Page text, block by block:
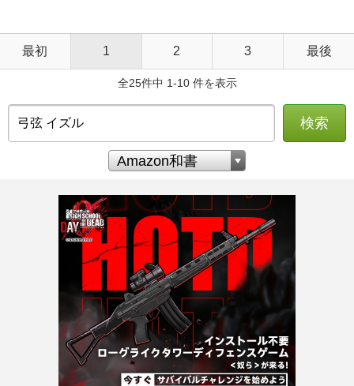
最初 1 2 3 最後
全25件中 1-10 件を表示
検索